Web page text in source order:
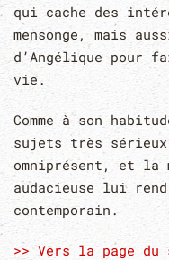
qui cache des
mensonge, mais
d’Angélique pour
vie.
Comme à son
sujets très sérieux
omniprésent, et la
audacieuse lui rend
contemporain.
>> Vers la page du